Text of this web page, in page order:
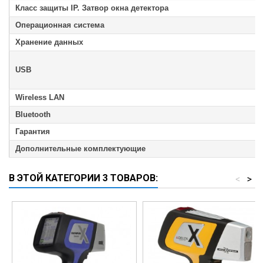
Класс защиты IP. Затвор окна детектора
Операционная система
Хранение данных
USB
Wireless LAN
Bluetooth
Гарантия
Дополнительные комплектующие
В ЭТОЙ КАТЕГОРИИ 3 ТОВАРОВ: >
<